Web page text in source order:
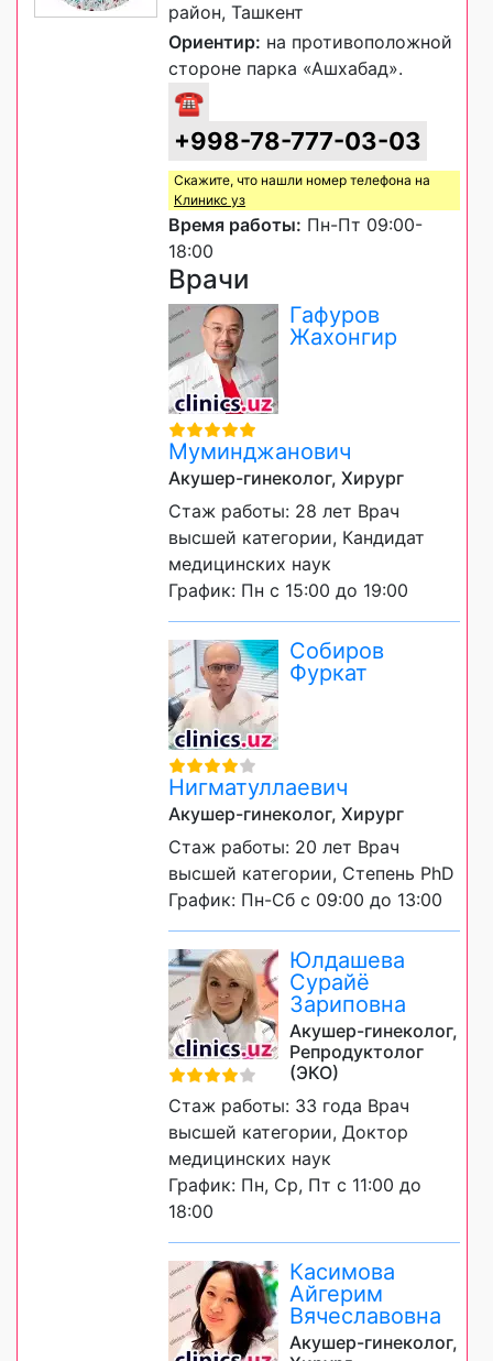
район, Ташкент
Ориентир: на противоположной
стороне парка «Ашхабад».
☎
+998-78-777-03-03
Скажите, что нашли номер телефона на
Клиникс уз
Время работы: Пн-Пт 09:00-
18:00
Врачи
Гафуров
Жахонгир
Муминджанович
Акушер-гинеколог, Хирург
Стаж работы: 28 лет Врач
высшей категории, Кандидат
медицинских наук
График: Пн с 15:00 до 19:00
Собиров
Фуркат
Нигматуллаевич
Акушер-гинеколог, Хирург
Стаж работы: 20 лет Врач
высшей категории, Степень PhD
График: Пн-Сб с 09:00 до 13:00
Юлдашева
Сурайё
Зариповна
Акушер-гинеколог,
Репродуктолог
(ЭКО)
Стаж работы: 33 года Врач
высшей категории, Доктор
медицинских наук
График: Пн, Ср, Пт с 11:00 до
18:00
Касимова
Айгерим
Вячеславовна
Акушер-гинеколог,